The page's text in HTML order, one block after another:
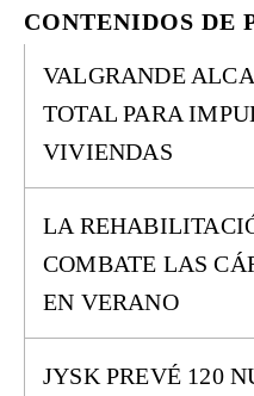
CONTENIDOS DE
VALGRANDE
TOTAL PARA
VIVIENDAS
LA
COMBATE LAS
EN VERANO
JYSK PREVÉ 120